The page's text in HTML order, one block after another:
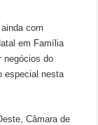
com
em Família
negócios do
especial nesta
Câmara de